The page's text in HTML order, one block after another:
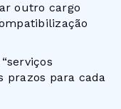
outro cargo
prazos para cada